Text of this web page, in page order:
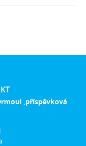
,příspěvková